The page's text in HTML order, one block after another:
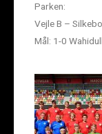
Parken:
Vejle B –
Mål: 1-0